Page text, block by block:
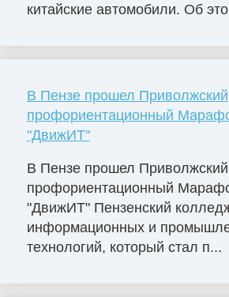
китайские автомобили. Об
В Пензе прошел Приволжский
профориентационный
"ДвижИТ"
В Пензе прошел Приволжский
профориентационный
"ДвижИТ" Пензенский
информационных и
технологий, который стал п...